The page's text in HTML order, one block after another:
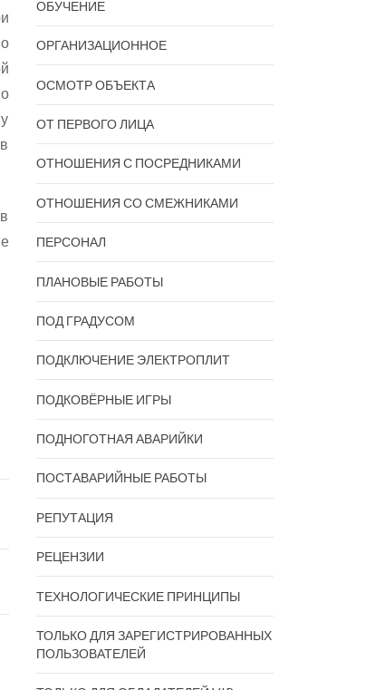
СМАРТФОНЧИК ЖАЛКО, А
ОБУЧЕНИЕ
ОРГАНИЗАЦИОННОЕ
ОСМОТР ОБЪЕКТА
ОТ ПЕРВОГО ЛИЦА
ОТНОШЕНИЯ С ПОСРЕДНИКАМИ
ОТНОШЕНИЯ СО СМЕЖНИКАМИ
ПЕРСОНАЛ
ПЛАНОВЫЕ РАБОТЫ
ПОД ГРАДУСОМ
ПОДКЛЮЧЕНИЕ ЭЛЕКТРОПЛИТ
ПОДКОВЁРНЫЕ ИГРЫ
ПОДНОГОТНАЯ АВАРИЙКИ
ПОСТАВАРИЙНЫЕ РАБОТЫ
РЕПУТАЦИЯ
РЕЦЕНЗИИ
ТЕХНОЛОГИЧЕСКИЕ ПРИНЦИПЫ
ТОЛЬКО ДЛЯ ЗАРЕГИСТРИРОВАННЫХ
ПОЛЬЗОВАТЕЛЕЙ